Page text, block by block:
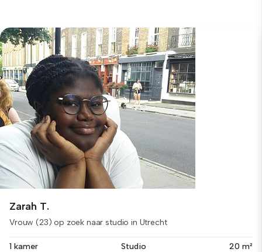
Zarah T.
Vrouw (23) op zoek naar studio in Utrecht
1 kamer Studio 20 m²